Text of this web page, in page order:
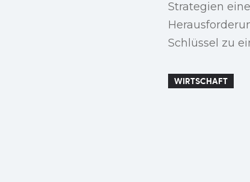
Strategien
Schlüssel zu
WIRTSCHAFT